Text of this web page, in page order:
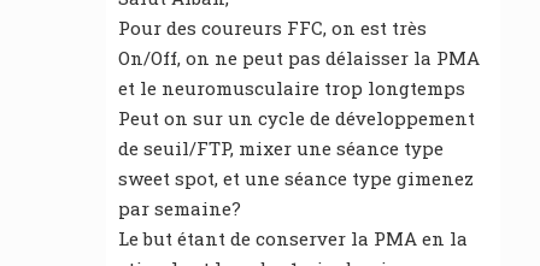
Pour des coureurs FFC, on est très
On/Off, on ne peut pas délaisser la PMA
et le neuromusculaire trop longtemps
Peut on sur un cycle de développement
de seuil/FTP, mixer une séance type
sweet spot, et une séance type gimenez
par semaine?
Le but étant de conserver la PMA en la